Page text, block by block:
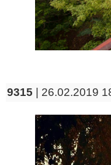
9315 | 26.02.2019